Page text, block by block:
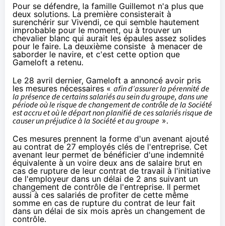
Pour se défendre, la famille Guillemot n'a plus que
deux solutions. La première consisterait à
surenchérir sur Vivendi, ce qui semble hautement
improbable pour le moment, ou à trouver un
chevalier blanc qui aurait les épaules assez solides
pour le faire. La deuxième consiste à menacer de
saborder le navire, et c'est cette option que
Gameloft a retenu.
Le 28 avril dernier, Gameloft a annoncé avoir pris
les mesures nécessaires « afin d’assurer la pérennité de
la présence de certains salariés au sein du groupe, dans une
période où le risque de changement de contrôle de la Société
est accru et où le départ non planifié de ces salariés risque de
causer un préjudice à la Société et au groupe ».
Ces mesures prennent la forme d'un avenant ajouté
au contrat de 27 employés clés de l'entreprise. Cet
avenant leur permet de bénéficier d'une indemnité
équivalente à un voire deux ans de salaire brut en
cas de rupture de leur contrat de travail à l'initiative
de l'employeur dans un délai de 2 ans suivant un
changement de contrôle de l'entreprise. Il permet
aussi à ces salariés de profiter de cette même
somme en cas de rupture du contrat de leur fait
dans un délai de six mois après un changement de
contrôle.